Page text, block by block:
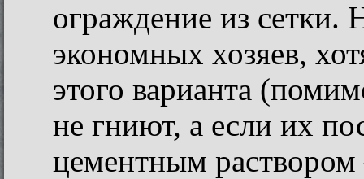
ограждение из сетки.
экономных хозяев,
этого варианта
не гниют, а если их
цементным